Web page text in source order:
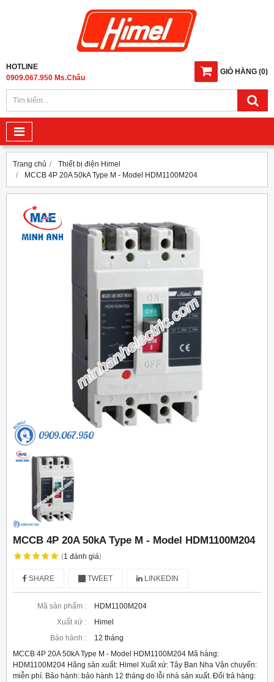
GIỎ HÀNG (0)
HOTLINE
0909.067.950 Ms.Châu
Trang chủ
Thiết bị điện Himel
MCCB 4P 20A 50kA Type M - Model HDM1100M204
MCCB 4P 20A 50kA Type M - Model HDM1100M204
(1 đánh giá)
SHARE TWEET LINKEDIN
Mã sản phẩm :
HDM1100M204
Xuất xứ :
Himel
Bảo hành :
12 tháng
MCCB 4P 20A 50kA Type M - Model HDM1100M204 Mã hàng:
HDM1100M204 Hãng sản xuất: Himel Xuất xứ: Tây Ban Nha Vận chuyển:
miễn phí. Bảo hành: bảo hành 12 tháng do lỗi nhà sản xuất. Đổi trả hàng: